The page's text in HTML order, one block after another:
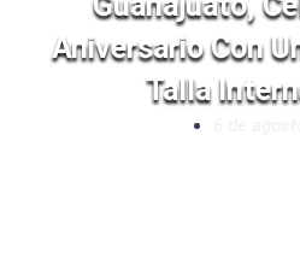
Aniversario Con
Talla